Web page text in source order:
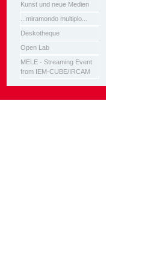
Kunst und neue Medien
...miramondo multiplo...
Deskotheque
Open Lab
MELE - Streaming Event
from IEM-CUBE/IRCAM